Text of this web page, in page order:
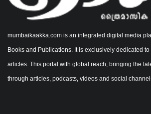
mumbaikaakka.com is an integrated digital media
Books and Publications. It is exclusively dedicated
articles. This portal with global reach, bringing the
through articles, podcasts, videos and social